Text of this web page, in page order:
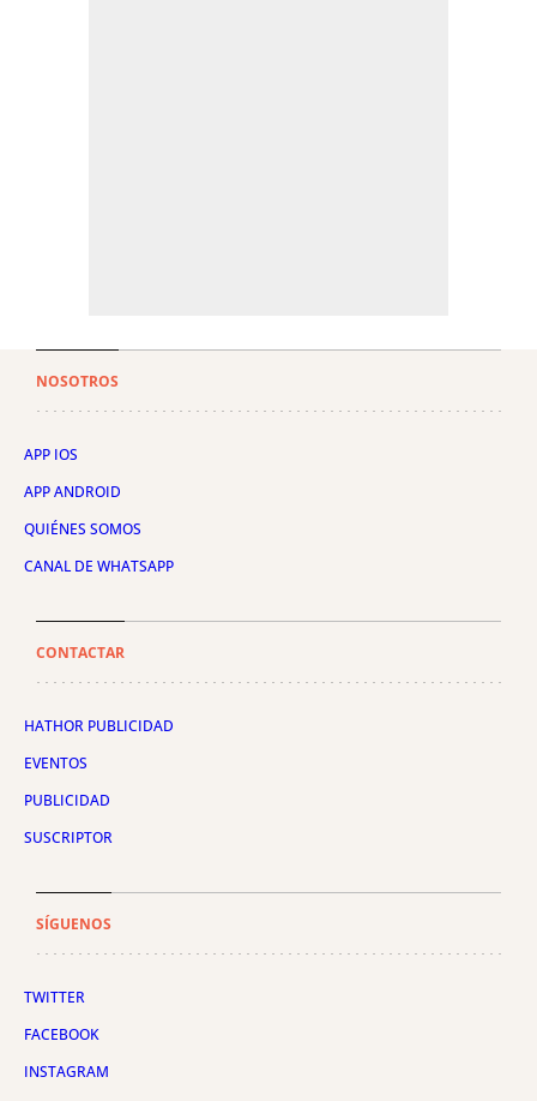
NOSOTROS
APP IOS
APP ANDROID
QUIÉNES SOMOS
CANAL DE WHATSAPP
CONTACTAR
HATHOR PUBLICIDAD
EVENTOS
PUBLICIDAD
SUSCRIPTOR
SÍGUENOS
TWITTER
FACEBOOK
INSTAGRAM